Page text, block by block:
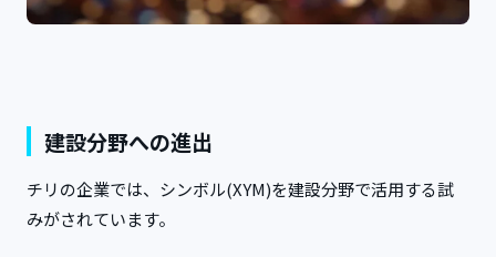
建設分野への進出
チリの企業では、シンボル(XYM)を建設分野で活用する試
みがされています。